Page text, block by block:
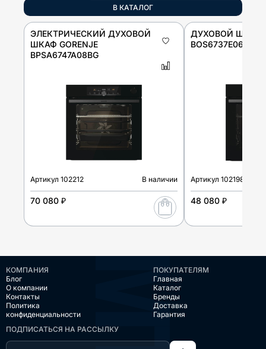
В КАТАЛОГ
ЭЛЕКТРИЧЕСКИЙ ДУХОВОЙ
ШКАФ GORENJE
BPSA6747A08BG
Артикул 102212 В наличии
70 080 ₽
ДУХОВОЙ ШКАФ
BOS6737E06FBG
Артикул 102198
48 080 ₽
КОМПАНИЯ
Блог
О компании
Контакты
Политика
конфиденциальности
ПОКУПАТЕЛЯМ
Главная
Каталог
Бренды
Доставка
Гарантия
ПОДПИСАТЬСЯ НА РАССЫЛКУ